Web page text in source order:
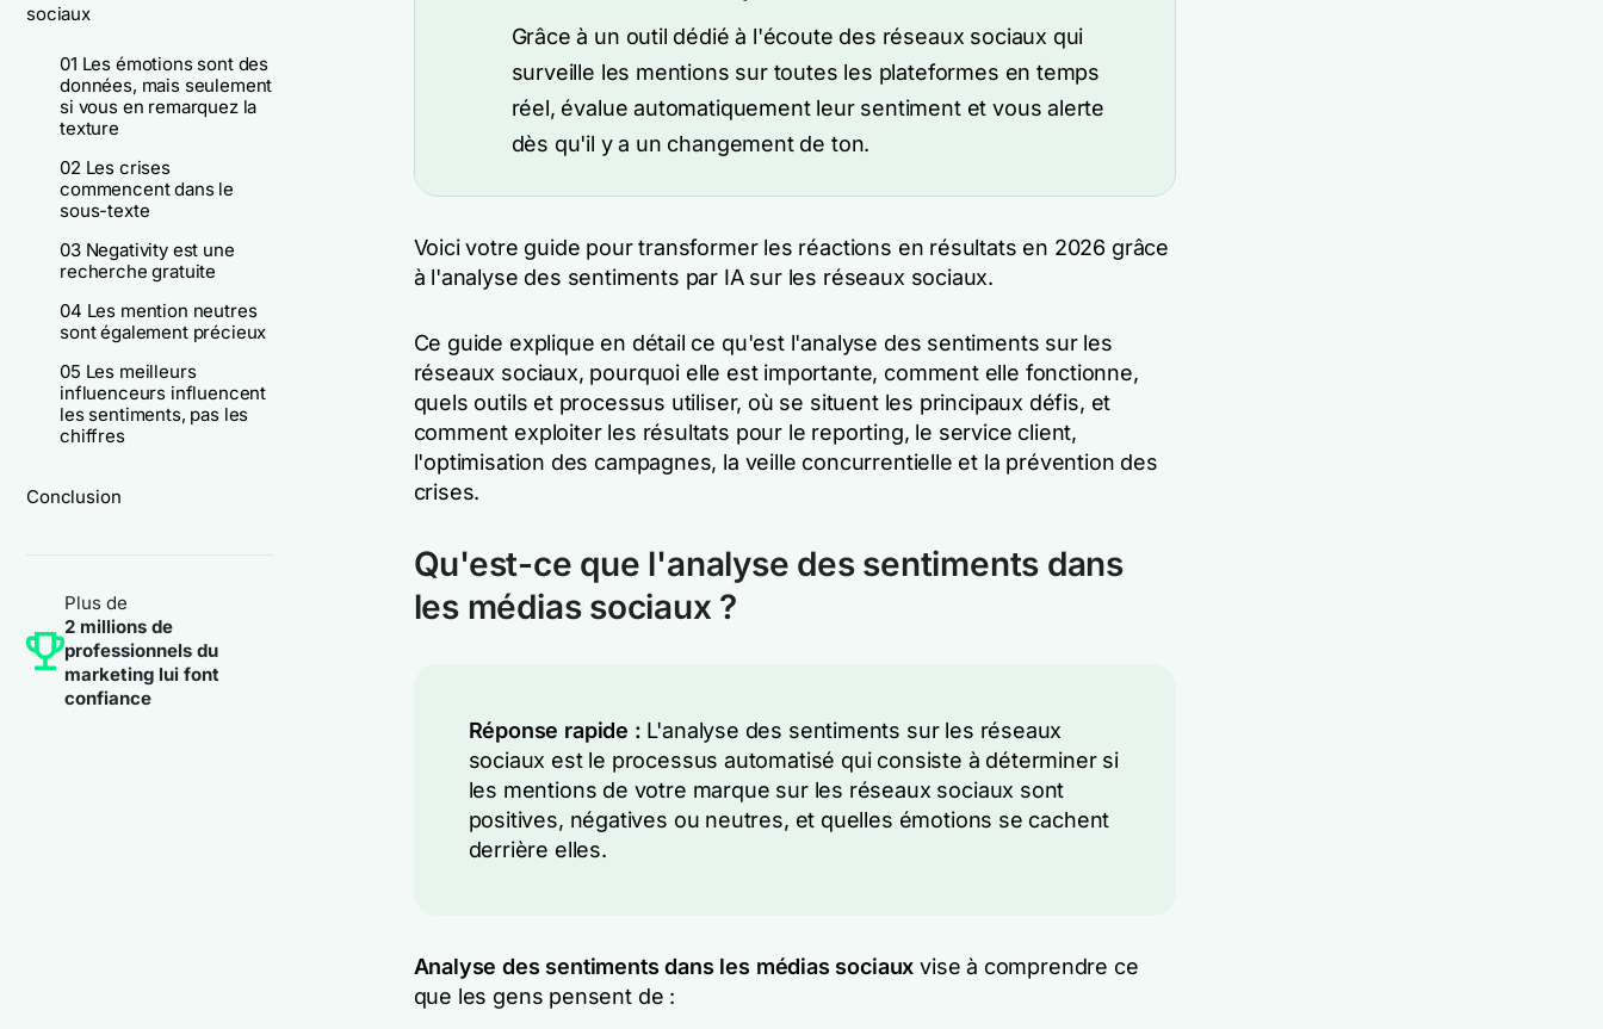
sociaux
01 Les émotions sont des
données, mais seulement
si vous en remarquez la
texture
02 Les crises
commencent dans le
sous-texte
03 Negativity est une
recherche gratuite
04 Les mention neutres
sont également précieux
05 Les meilleurs
influenceurs influencent
les sentiments, pas les
chiffres
Conclusion
Plus de
2 millions de
professionnels du
marketing lui font
confiance
Grâce à un outil dédié à l'écoute des réseaux sociaux qui
surveille les mentions sur toutes les plateformes en temps
réel, évalue automatiquement leur sentiment et vous alerte
dès qu'il y a un changement de ton.
Voici votre guide pour transformer les réactions en résultats en 2026 grâce
à l'analyse des sentiments par IA sur les réseaux sociaux.
Ce guide explique en détail ce qu'est l'analyse des sentiments sur les
réseaux sociaux, pourquoi elle est importante, comment elle fonctionne,
quels outils et processus utiliser, où se situent les principaux défis, et
comment exploiter les résultats pour le reporting, le service client,
l'optimisation des campagnes, la veille concurrentielle et la prévention des
crises.
Qu'est-ce que l'analyse des sentiments dans
les médias sociaux ?
Réponse rapide : L'analyse des sentiments sur les réseaux
sociaux est le processus automatisé qui consiste à déterminer si
les mentions de votre marque sur les réseaux sociaux sont
positives, négatives ou neutres, et quelles émotions se cachent
derrière elles.
Analyse des sentiments dans les médias sociaux vise à comprendre ce
que les gens pensent de :